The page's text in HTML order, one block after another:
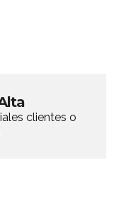
clientes o